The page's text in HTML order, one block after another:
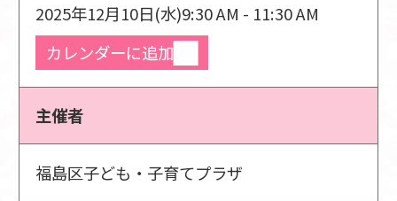
2025年12月10日(水)9:30 AM - 11:30 AM
カレンダーに追加
主催者
福島区子ども・子育てプラザ